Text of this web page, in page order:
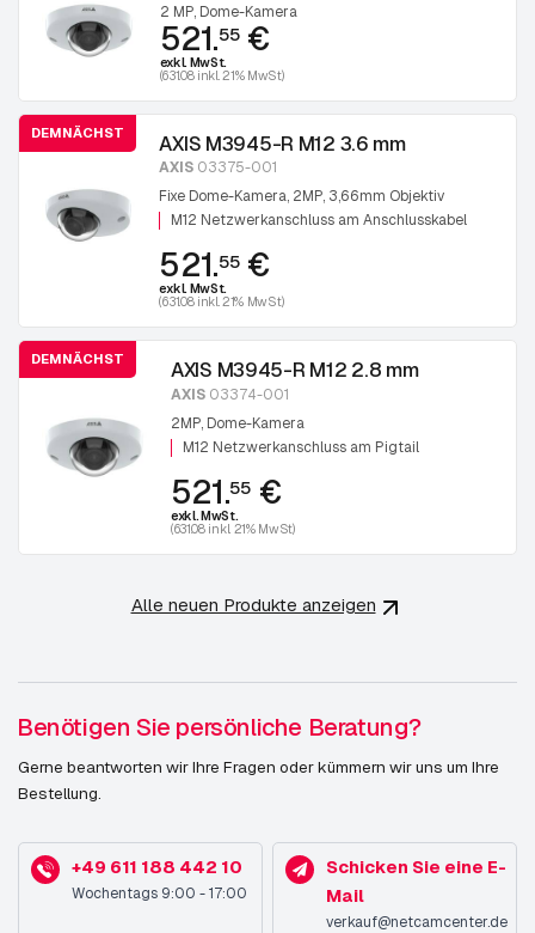
2 MP, Dome-Kamera
521.55 €
exkl. MwSt.
(631.08 inkl. 21% MwSt)
DEMNÄCHST AXIS M3945-R M12 3.6 mm
AXIS 03375-001
Fixe Dome-Kamera, 2MP, 3,66mm Objektiv
M12 Netzwerkanschluss am Anschlusskabel
521.55€
exkl. MwSt.
(631.08 inkl. 21% MwSt)
DEMNÄCHST AXIS M3945-R M12 2.8 mm
AXIS 03374-001
2MP, Dome-Kamera
M12 Netzwerkanschluss am Pigtail
521.55 €
exkl. MwSt.
(631.08 inkl. 21% MwSt)
Alle neuen Produkte anzeigen
Benötigen Sie persönliche Beratung?
Gerne beantworten wir Ihre Fragen oder kümmern wir uns um Ihre
Bestellung.
+49 611 188 442 10
Wochentags 9:00 - 17:00
Schicken Sie eine E-
Mail
verkauf@netcamcenter.de